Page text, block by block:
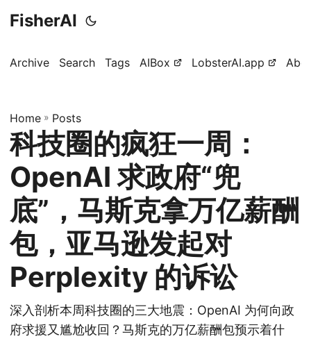
FisherAI
Archive Search Tags AIBox LobsterAI.app
Home » Posts
科技圈的疯狂一周：
OpenAI 求政府“兜
底”，马斯克拿万亿薪酬
包，亚马逊发起对
Perplexity 的诉讼
深入剖析本周科技圈的三大地震：OpenAI 为何向政
府求援又尴尬收回？马斯克的万亿薪酬包预示着什